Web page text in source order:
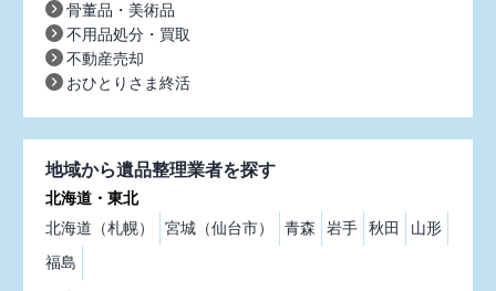
骨董品・美術品
不用品処分・買取
不動産売却
おひとりさま終活
地域から遺品整理業者を探す
北海道・東北
北海道（札幌）
宮城（仙台市） 青森 岩手 秋田
山形
福島